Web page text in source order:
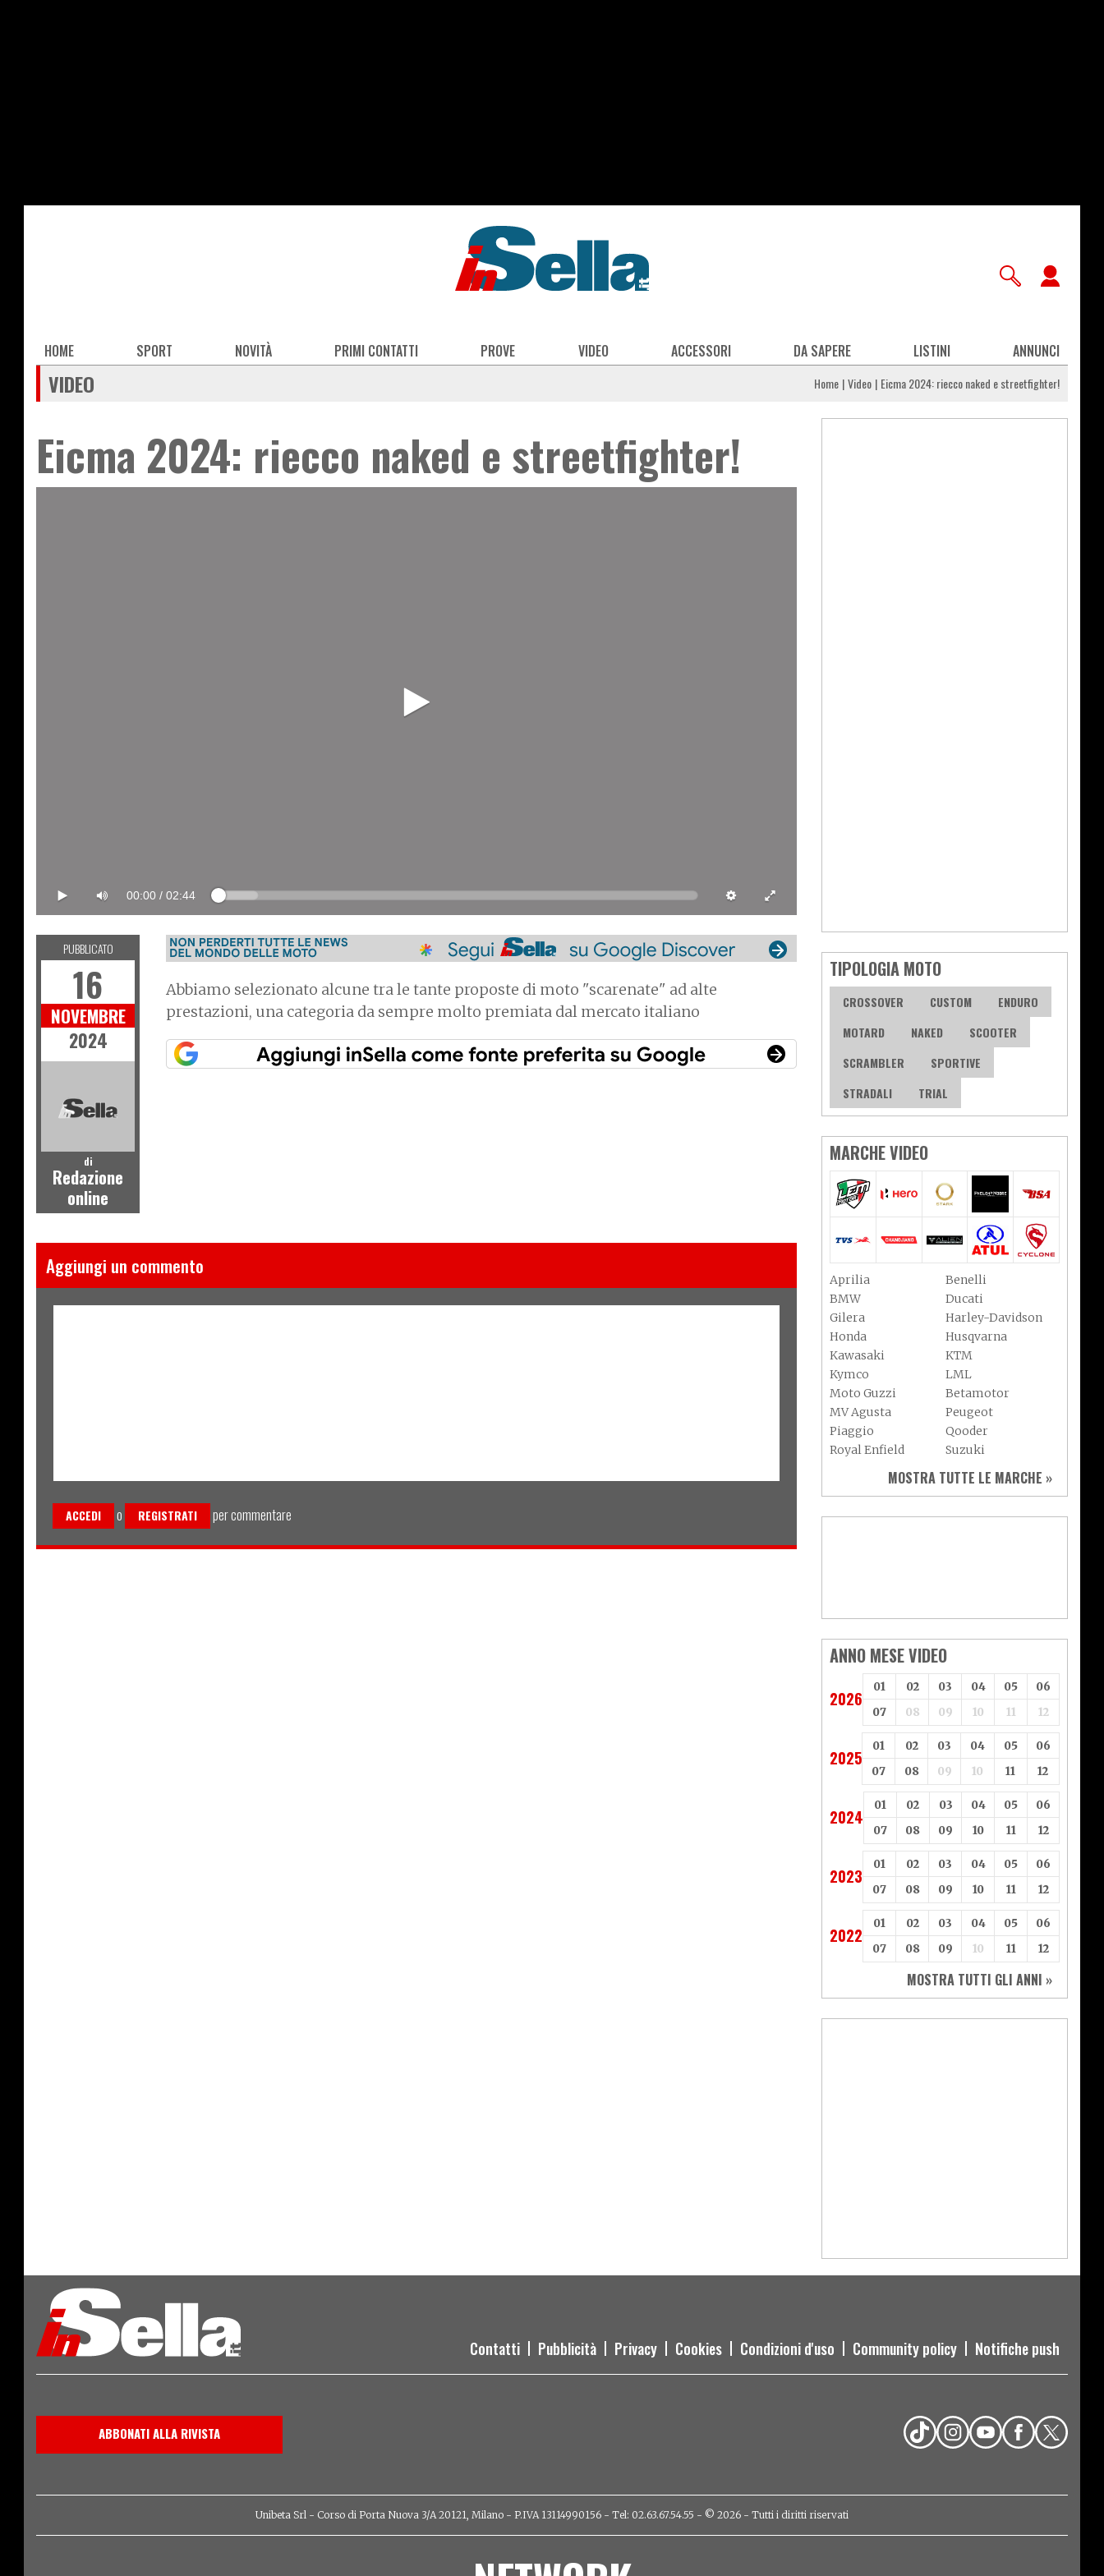
Main
navigation
HOME SPORT NOVITÀ PRIMI CONTATTI PROVE VIDEO ACCESSORI DA SAPERE LISTINI ANNUNCI
VIDEO Home Video Eicma 2024: riecco naked e streetfighter!
Eicma 2024: riecco naked e streetfighter!
00:00 / 02:44
Abbiamo selezionato alcune tra le tante proposte di moto "scarenate" ad alte
prestazioni, una categoria da sempre molto premiata dal mercato italiano
PUBBLICATO
16
NOVEMBRE
2024
di
Redazione
online
Aggiungi un commento
ACCEDI o REGISTRATI per commentare
TIPOLOGIA MOTO
CROSSOVER CUSTOM
ENDURO
MOTARD
NAKED
SCOOTER
SCRAMBLER
SPORTIVE
STRADALI
TRIAL
MARCHE VIDEO
Aprilia
Benelli
BMW
Ducati
Gilera
Harley-Davidson
Honda
Husqvarna
Kawasaki
KTM
Kymco
LML
Moto Guzzi
Betamotor
MV Agusta
Peugeot
Piaggio
Qooder
Royal Enfield
Suzuki
Triumph
Yamaha
MOSTRA TUTTE LE MARCHE »
ANNO MESE VIDEO
2026
01 02 03 04 05
06
07
08 09 10 11 12
2025
01 02 03 04 05
06
07
08 09 10 11 12
2024
01 02 03 04 05
06
07
08 09 10 11 12
2023
01 02 03 04 05
06
07
08 09 10 11 12
2022
01 02 03 04 05
06
07
08 09 10 11 12
MOSTRA TUTTI GLI ANNI »
Contatti Pubblicità Privacy Cookies Condizioni d'uso Community policy Notifiche push
ABBONATI ALLA RIVISTA
Unibeta Srl - Corso di Porta Nuova 3/A 20121, Milano - P.IVA 13114990156 - Tel: 02.63.67.54.55 - © 2026 - Tutti i diritti riservati